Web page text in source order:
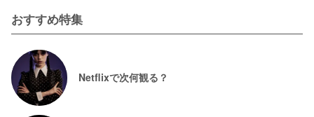
おすすめ特集
Netflixで次何観る？